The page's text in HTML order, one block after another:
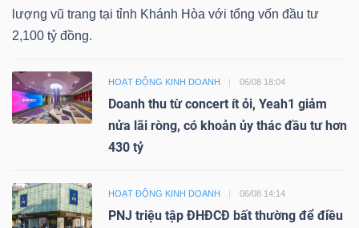
lượng vũ trang tại tỉnh Khánh Hòa với tổng vốn đầu tư
2,100 tỷ đồng.
HOẠT ĐỘNG KINH DOANH 06/08 18:04
Doanh thu từ concert ít ỏi, Yeah1 giảm
nửa lãi ròng, có khoản ủy thác đầu tư hơn
430 tỷ
HOẠT ĐỘNG KINH DOANH 06/08 14:14
PNJ triệu tập ĐHĐCĐ bất thường để điều